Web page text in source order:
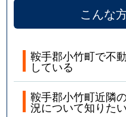
こんな
鞍手郡小竹町で不
している
鞍手郡小竹町近隣
況について知りたい